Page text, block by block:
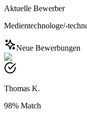
Aktuelle Bewerber
Medientechnologe/-
Neue Bewerbungen
Thomas K.
98% Match